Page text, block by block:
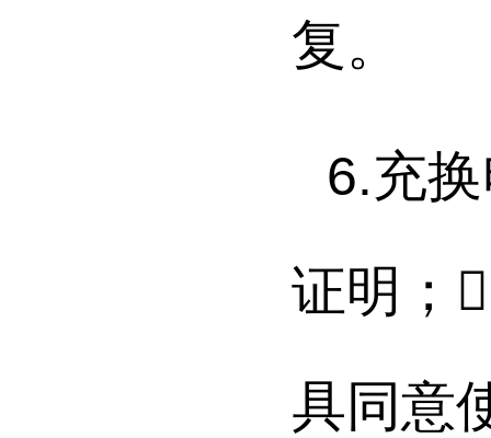
复。
6.充
证明； 
具同意